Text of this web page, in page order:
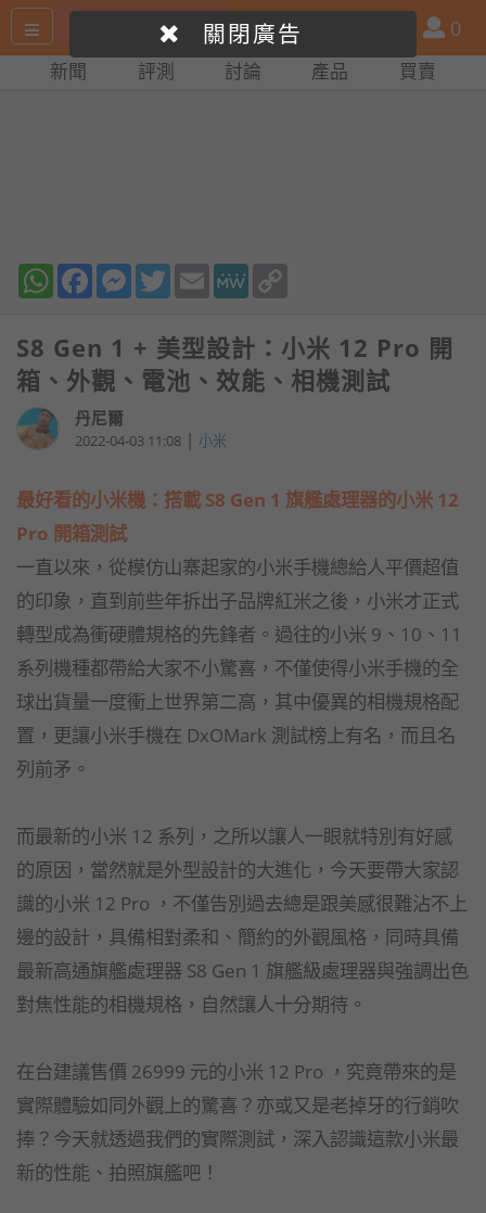
尋
產
品
比
會
員
0
新聞 評測 討論 產品 買賣
WhatsAppFacebookMessenger
TwitterEmail MeWe
S8 Gen 1 + 美型設計：小米 12 Pro 開
箱、外觀、電池、效能、相機測試
丹尼爾
2022-04-03 11:08 | 小米
最好看的小米機：搭載 S8 Gen 1 旗艦處理器的小米 12
Pro 開箱測試
一直以來，從模仿山寨起家的小米手機總給人平價超值
的印象，直到前些年拆出子品牌紅米之後，小米才正式
轉型成為衝硬體規格的先鋒者。過往的小米 9、10、11
系列機種都帶給大家不小驚喜，不僅使得小米手機的全
球出貨量一度衝上世界第二高，其中優異的相機規格配
置，更讓小米手機在 DxOMark 測試榜上有名，而且名
列前矛。
而最新的小米 12 系列，之所以讓人一眼就特別有好感
的原因，當然就是外型設計的大進化，今天要帶大家認
識的小米 12 Pro ，不僅告別過去總是跟美感很難沾不上
邊的設計，具備相對柔和、簡約的外觀風格，同時具備
最新高通旗艦處理器 S8 Gen 1 旗艦級處理器與強調出色
對焦性能的相機規格，自然讓人十分期待。
在台建議售價 26999 元的小米 12 Pro ，究竟帶來的是
實際體驗如同外觀上的驚喜？亦或又是老掉牙的行銷吹
捧？今天就透過我們的實際測試，深入認識這款小米最
新的性能、拍照旗艦吧！
關閉廣告